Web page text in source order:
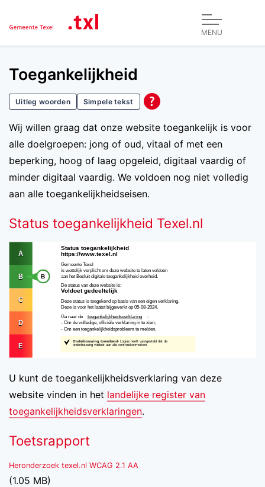
MENU
Toegankelijkheid
Uitleg woorden Simpele tekst
Wij willen graag dat onze website toegankelijk is voor
alle doelgroepen: jong of oud, vitaal of met een
beperking, hoog of laag opgeleid, digitaal vaardig of
minder digitaal vaardig. We voldoen nog niet volledig
aan alle toegankelijkheidseisen.
Status toegankelijkheid Texel.nl
U kunt de toegankelijkheidsverklaring van deze
website vinden in het landelijke register van
toegankelijkheidsverklaringen.
Toetsrapport
Heronderzoek texel.nl WCAG 2.1 AA
(1.05 MB)